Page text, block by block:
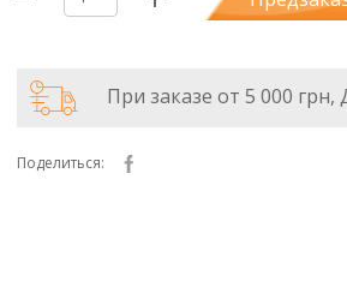
При заказе от 5 000 грн,
Поделиться: